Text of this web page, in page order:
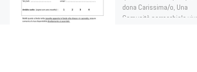
dona Carissima/o, Una
Comunità parrocchiale